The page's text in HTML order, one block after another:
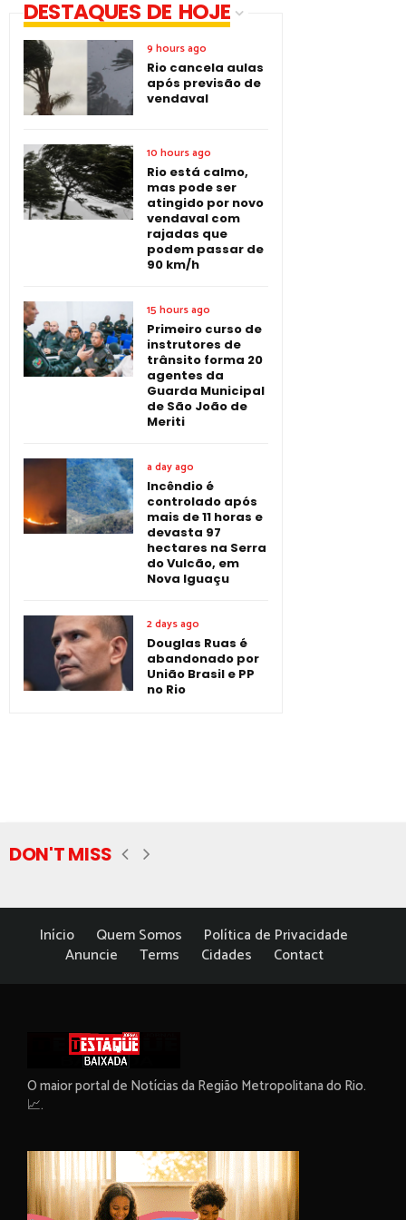
DESTAQUES DE HOJE
9 hours ago
Rio cancela aulas
após previsão de
vendaval
10 hours ago
Rio está calmo,
mas pode ser
atingido por novo
vendaval com
rajadas que
podem passar de
90 km/h
15 hours ago
Primeiro curso de
instrutores de
trânsito forma 20
agentes da
Guarda Municipal
de São João de
Meriti
a day ago
Incêndio é
controlado após
mais de 11 horas e
devasta 97
hectares na Serra
do Vulcão, em
Nova Iguaçu
2 days ago
Douglas Ruas é
abandonado por
União Brasil e PP
no Rio
DON'T MISS
Início Quem Somos
Política de Privacidade
Anuncie
Terms Cidades Contact
O maior portal de Notícias da Região Metropolitana do Rio.
📈.